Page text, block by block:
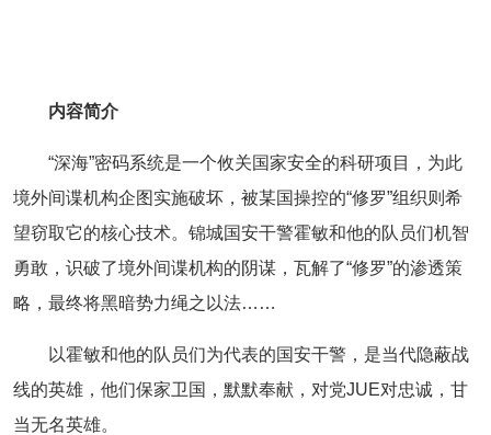
内容简介
“深海”密码系统是一个攸关国家安全的科研项目，为此
境外间谍机构企图实施破坏，被某国操控的“修罗”组织则希
望窃取它的核心技术。锦城国安干警霍敏和他的队员们机智
勇敢，识破了境外间谍机构的阴谋，瓦解了“修罗”的渗透策
略，最终将黑暗势力绳之以法……
以霍敏和他的队员们为代表的国安干警，是当代隐蔽战
线的英雄，他们保家卫国，默默奉献，对党JUE对忠诚，甘
当无名英雄。